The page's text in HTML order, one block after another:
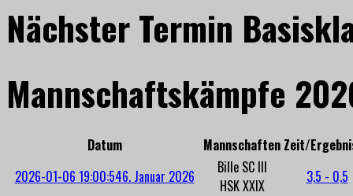
Nächster Termin
Mannschaftskämpfe
Datum Mannschaften Zeit/
2026-01-06 19:00:546. Januar 2026
Bille SC III
HSK XXIX
3,5 - 0,5